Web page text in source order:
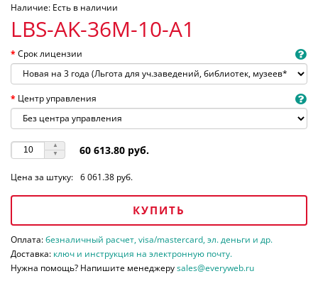
Наличие: Есть в наличии
LBS-AK-36M-10-A1
Срок лицензии
Центр управления
60 613.80 руб.
Цена за штуку: 6 061.38 руб.
КУПИТЬ
Оплата:безналичный расчет, visa/mastercard, эл. деньги и др.
Доставка: ключ и инструкция на электронную почту.
Нужна помощь? Напишите менеджеруsales@everyweb.ru